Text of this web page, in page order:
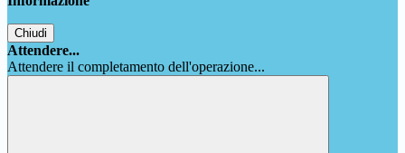
Chiudi
Attendere...
Attendere il completamento dell'operazione...